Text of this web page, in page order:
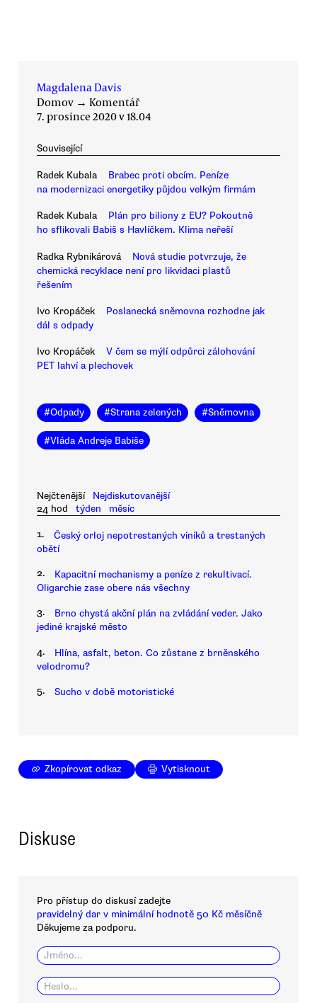
Magdalena Davis
Domov → Komentář
7. prosince 2020 v 18.04
Související
Radek Kubala
Brabec proti obcím. Peníze
na modernizaci energetiky půjdou velkým firmám
Radek Kubala
Plán pro biliony z EU? Pokoutně
ho sflikovali Babiš s Havlíčkem. Klima neřeší
Radka Rybnikárová
Nová studie potvrzuje, že
chemická recyklace není pro likvidaci plastů
řešením
Ivo Kropáček
Poslanecká sněmovna rozhodne jak
dál s odpady
Ivo Kropáček
V čem se mýlí odpůrci zálohování
PET lahví a plechovek
#Odpady #Strana zelených #Sněmovna
#Vláda Andreje Babiše
Nejčtenější
Nejdiskutovanější
24 hod
týden měsíc
1.
Český orloj nepotrestaných viníků a trestaných
obětí
2.
Kapacitní mechanismy a peníze z rekultivací.
Oligarchie zase obere nás všechny
3.
Brno chystá akční plán na zvládání veder. Jako
jediné krajské město
4.
Hlína, asfalt, beton. Co zůstane z brněnského
velodromu?
5. Sucho v době motoristické
Zkopírovat odkaz Vytisknout
Diskuse
Pro přístup do diskusí zadejte
pravidelný dar v minimální hodnotě 50 Kč měsíčně
Děkujeme za podporu.